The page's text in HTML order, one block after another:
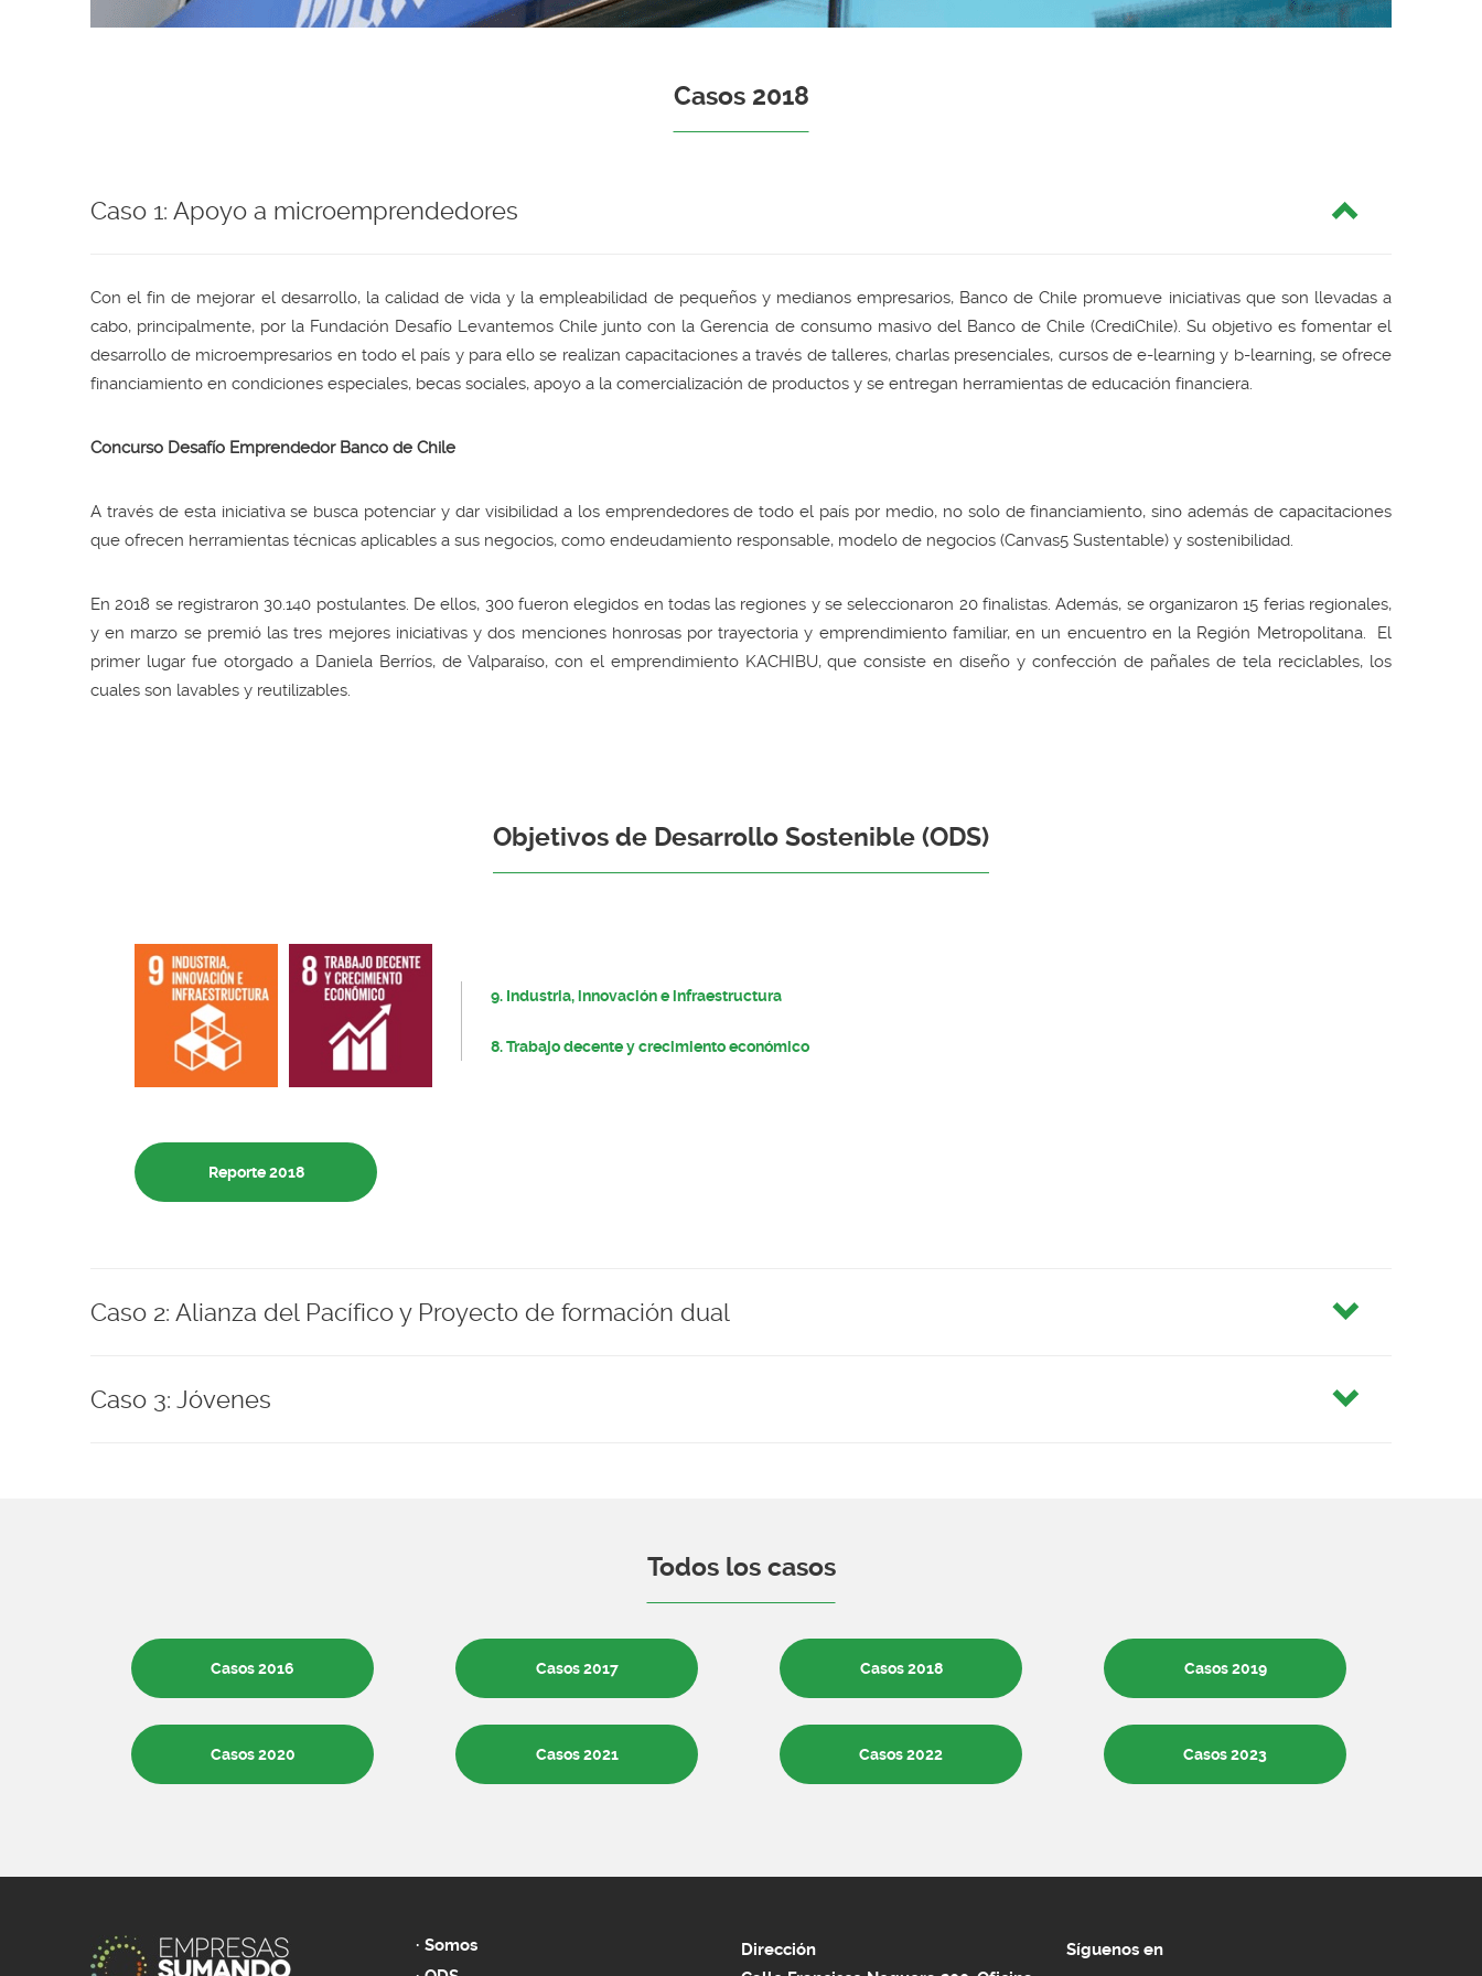
Casos 2018
Caso 1: Apoyo a microemprendedores
Con el fin de mejorar el desarrollo, la calidad de vida y la empleabilidad de pequeños y medianos empresarios, Banco de Chile promueve iniciativas que son llevadas a
cabo, principalmente, por la Fundación Desafío Levantemos Chile junto con la Gerencia de consumo masivo del Banco de Chile (CrediChile). Su objetivo es fomentar el
desarrollo de microempresarios en todo el país y para ello se realizan capacitaciones a través de talleres, charlas presenciales, cursos de e-learning y b-learning, se ofrece
financiamiento en condiciones especiales, becas sociales, apoyo a la comercialización de productos y se entregan herramientas de educación financiera.
Concurso Desafío Emprendedor Banco de Chile
A través de esta iniciativa se busca potenciar y dar visibilidad a los emprendedores de todo el país por medio, no solo de financiamiento, sino además de capacitaciones
que ofrecen herramientas técnicas aplicables a sus negocios, como endeudamiento responsable, modelo de negocios (Canvas5 Sustentable) y sostenibilidad.
En 2018 se registraron 30.140 postulantes. De ellos, 300 fueron elegidos en todas las regiones y se seleccionaron 20 finalistas. Además, se organizaron 15 ferias regionales,
y en marzo se premió las tres mejores iniciativas y dos menciones honrosas por trayectoria y emprendimiento familiar, en un encuentro en la Región Metropolitana. El
primer lugar fue otorgado a Daniela Berríos, de Valparaíso, con el emprendimiento KACHIBU, que consiste en diseño y confección de pañales de tela reciclables, los
cuales son lavables y reutilizables.
Objetivos de Desarrollo Sostenible (ODS)
9. Industria, innovación e infraestructura
8. Trabajo decente y crecimiento económico
Reporte 2018
Caso 2: Alianza del Pacífico y Proyecto de formación dual
Caso 3: Jóvenes
Todos los casos
Casos 2016 Casos 2017 Casos 2018 Casos 2019
Casos 2020 Casos 2021 Casos 2022 Casos 2023
Somos
Dirección
Síguenos en